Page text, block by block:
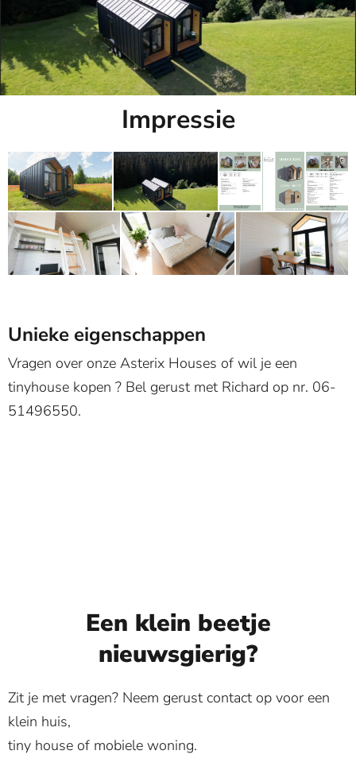
Impressie
Unieke eigenschappen
Vragen over onze Asterix Houses of wil je een
tinyhouse kopen ? Bel gerust met Richard op nr. 06-
51496550.
Een klein beetje
nieuwsgierig?
Zit je met vragen? Neem gerust contact op voor een
klein huis,
tiny house of mobiele woning.